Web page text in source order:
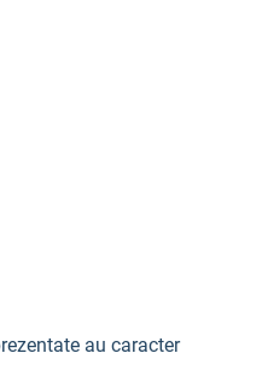
au caracter